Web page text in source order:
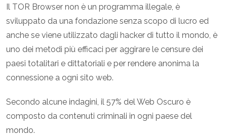
Il TOR Browser non è un programma illegale, è
sviluppato da una fondazione senza scopo di lucro ed
anche se viene utilizzato dagli hacker di tutto il mondo, è
uno dei metodi più efficaci per aggirare le censure dei
paesi totalitari e dittatoriali e per rendere anonima la
connessione a ogni sito web.
Secondo alcune indagini, il 57% del Web Oscuro è
composto da contenuti criminali in ogni paese del
mondo.